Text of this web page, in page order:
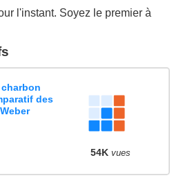
l'instant. Soyez le premier à
des
54K vues